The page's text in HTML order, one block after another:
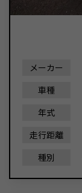
メーカー
車種
年式
走行距離
種別